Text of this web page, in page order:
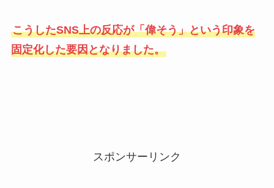
こうしたSNS上の反応が「偉そう」という印象を
固定化した要因となりました。
スポンサーリンク